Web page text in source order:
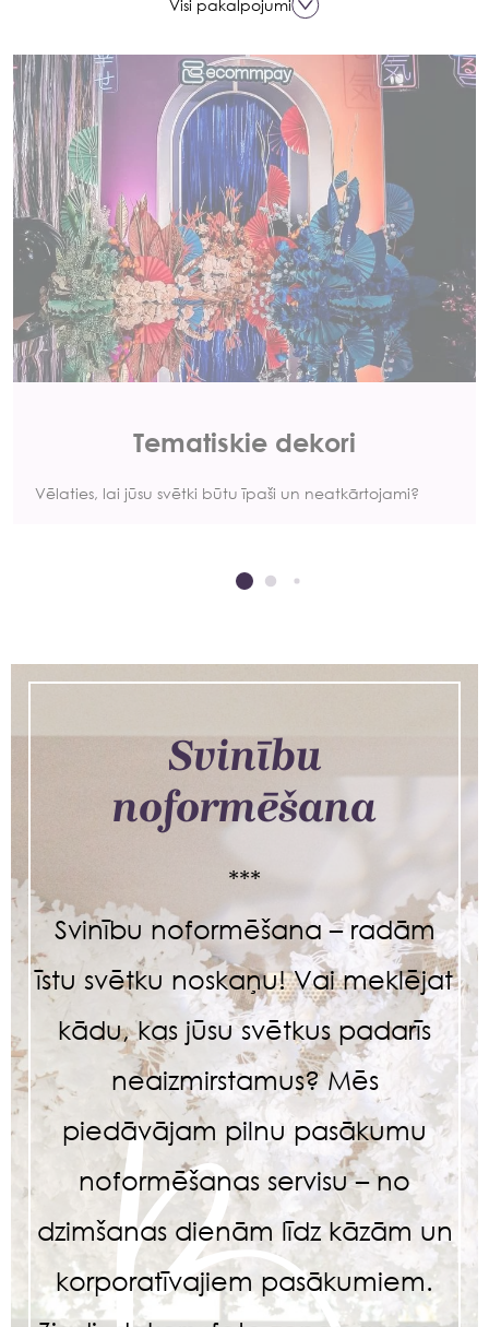
Visi pakalpojumi
Tematiskie dekori
Vēlaties, lai jūsu svētki būtu īpaši un neatkārtojami?
Svinību
noformēšana
***
Svinību noformēšana – radām
īstu svētku noskaņu! Vai meklējat
kādu, kas jūsu svētkus padarīs
neaizmirstamus? Mēs
piedāvājam pilnu pasākumu
noformēšanas servisu – no
dzimšanas dienām līdz kāzām un
korporatīvajiem pasākumiem.